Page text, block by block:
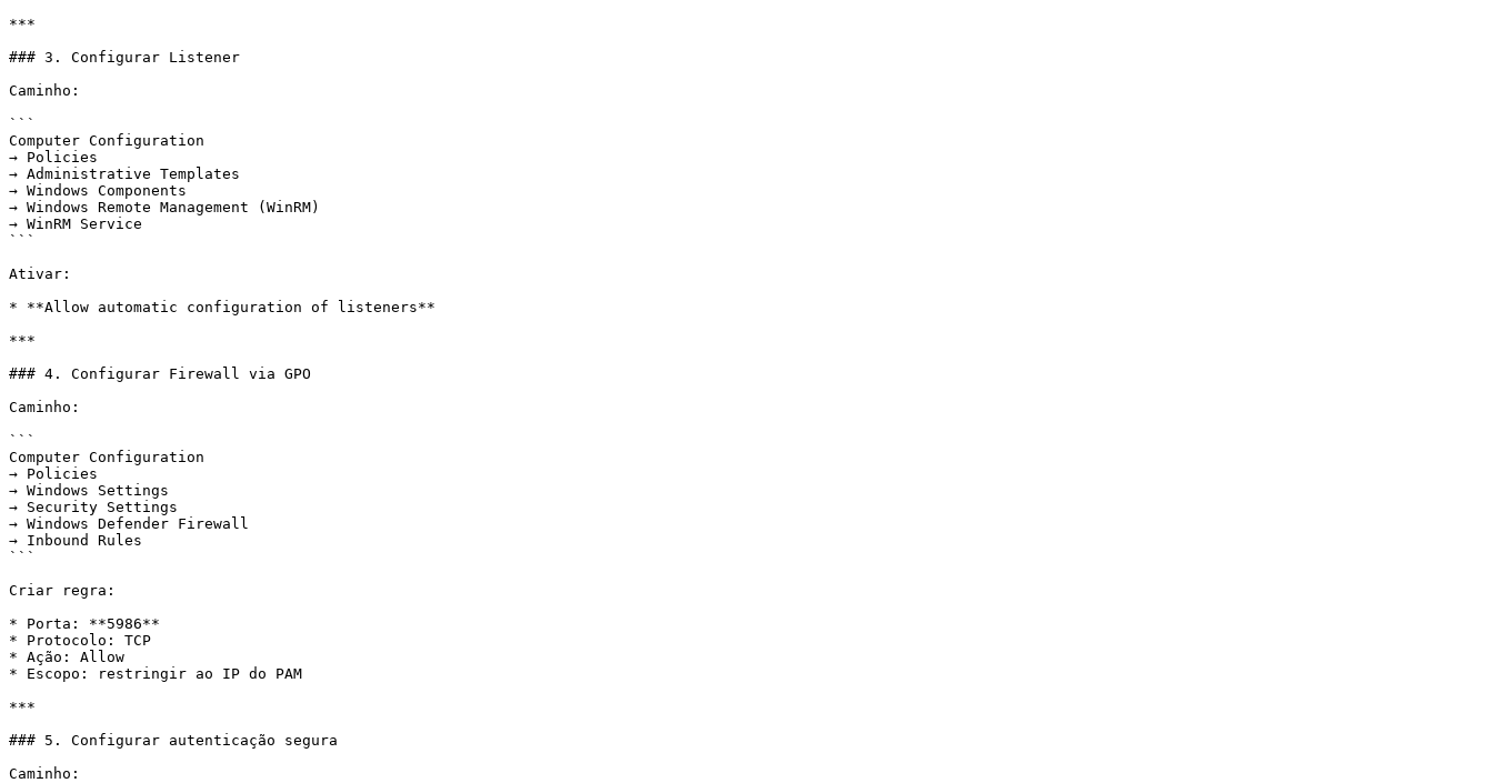
***
### 3. Configurar Listener
Caminho:
```
Computer Configuration
→ Policies
→ Administrative Templates
→ Windows Components
→ Windows Remote Management (WinRM)
→ WinRM Service
```
Ativar:
* **Allow automatic configuration of listeners**
***
### 4. Configurar Firewall via GPO
Caminho:
```
Computer Configuration
→ Policies
→ Windows Settings
→ Security Settings
→ Windows Defender Firewall
→ Inbound Rules
```
Criar regra:
* Porta: **5986**
* Protocolo: TCP
* Ação: Allow
* Escopo: restringir ao IP do PAM
***
### 5. Configurar autenticação segura
Caminho: